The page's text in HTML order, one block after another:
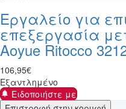
Εργαλείο για
επεξεργασία
Aoyue Ritocco
106,95€
Εξαντλημένο
Ειδοποιήστε με